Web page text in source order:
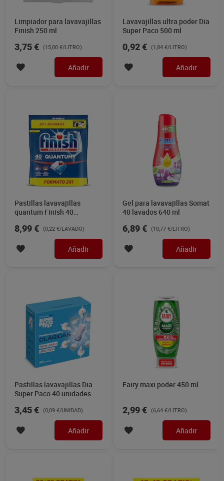
Limpiador para lavavajillas
Finish 250 ml
3,75 € (15,00 €/LITRO)
Añadir
Lavavajillas ultra poder Dia
Super Paco 500 ml
0,92 € (1,84 €/LITRO)
Añadir
Pastillas lavavajillas
quantum Finish 40
8,99 € (0,22 €/LAVADO)
Añadir
Gel para lavavajillas Somat
40 lavados 640 ml
6,89 € (10,77 €/LITRO)
Añadir
Pastillas lavavajillas Dia
Super Paco 40 unidades
3,45 € (0,09 €/UNIDAD)
Añadir
Fairy maxi poder 450 ml
2,99 € (6,64 €/LITRO)
Añadir